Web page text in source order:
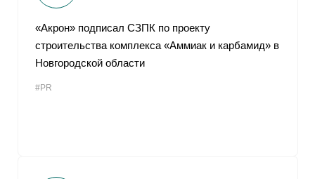
«Акрон» подписал СЗПК по проекту
строительства комплекса «Аммиак и карбамид» в
Новгородской области
#PR